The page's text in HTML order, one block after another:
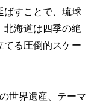
ばすことで、琉球
北海道は四季の絶
てる圧倒的スケー
世界遺産、テーマ